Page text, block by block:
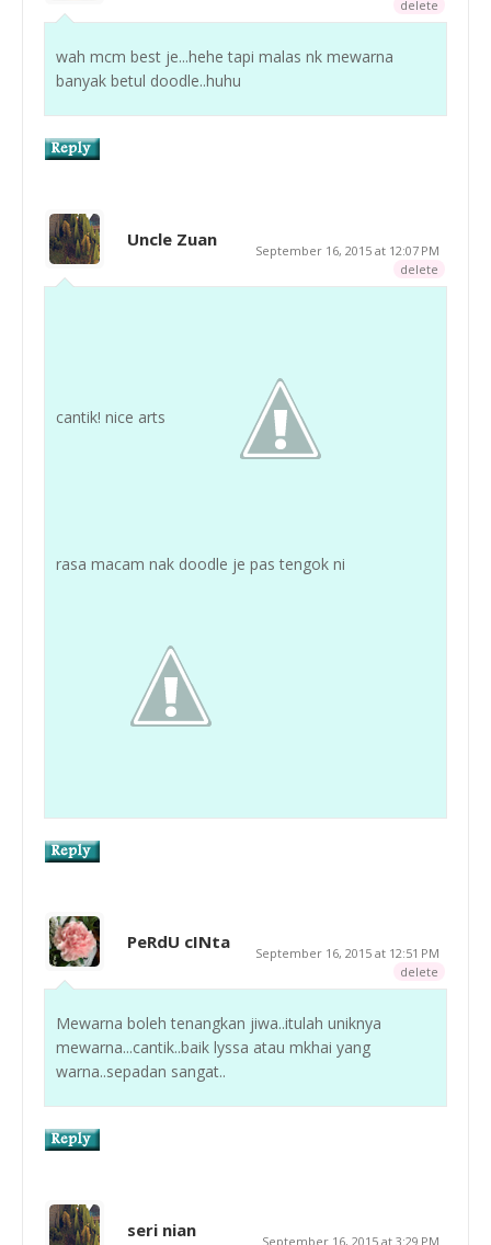
delete
wah mcm best je...hehe tapi malas nk mewarna
banyak betul doodle..huhu
Uncle Zuan
September 16, 2015 at 12:07 PM
delete
cantik! nice arts
rasa macam nak doodle je pas tengok ni
PeRdU cINta
September 16, 2015 at 12:51 PM
delete
Mewarna boleh tenangkan jiwa..itulah uniknya
mewarna...cantik..baik lyssa atau mkhai yang
warna..sepadan sangat..
seri nian
September 16, 2015 at 3:29 PM